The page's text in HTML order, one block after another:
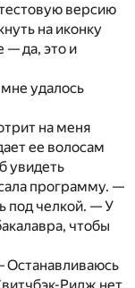
версию
на иконку
— да, это и
удалось
на меня
ее волосам
увидеть
программу. —
под челкой. — У
чтобы
Останавливаюсь